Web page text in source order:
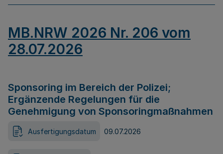
MB.NRW 2026 Nr. 206 vom
28.07.2026
Sponsoring im Bereich der Polizei;
Ergänzende Regelungen für die
Genehmigung von Sponsoringmaßnahmen
Ausfertigungsdatum 09.07.2026